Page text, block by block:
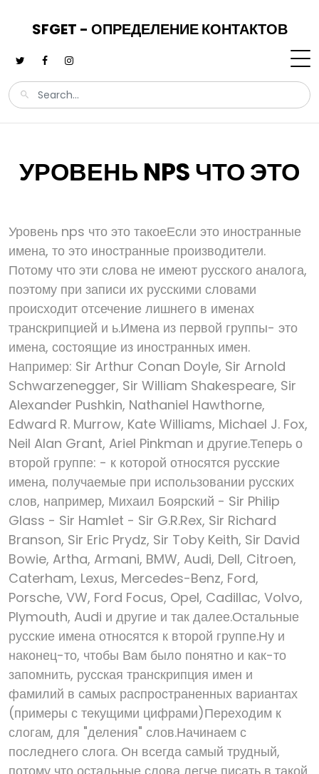
SFGET - ОПРЕДЕЛЕНИЕ КОНТАКТОВ
УРОВЕНЬ NPS ЧТО ЭТО
Уровень nps что это такоеЕсли это иностранные
имена, то это иностранные производители.
Потому что эти слова не имеют русского аналога,
поэтому при записи их русскими словами
происходит отсечение лишнего в именах
транскрипцией и ь.Имена из первой группы- это
имена, состоящие из иностранных имен.
Например: Sir Arthur Conan Doyle, Sir Arnold
Schwarzenegger, Sir William Shakespeare, Sir
Alexander Pushkin, Nathaniel Hawthorne,
Edward R. Murrow, Kate Williams, Michael J. Fox,
Neil Alan Grant, Ariel Pinkman и другие.Теперь о
второй группе: - к которой относятся русские
имена, получаемые при использовании русских
слов, например, Михаил Боярский - Sir Philip
Glass - Sir Hamlet - Sir G.R.Rex, Sir Richard
Branson, Sir Eric Prydz, Sir Toby Keith, Sir David
Bowie, Artha, Armani, BMW, Audi, Dell, Citroen,
Caterham, Lexus, Mercedes-Benz, Ford,
Porsche, VW, Ford Focus, Opel, Cadillac, Volvo,
Plymouth, Audi и другие и так далее.Остальные
русские имена относятся к второй группе.Ну и
наконец-то, чтобы Вам было понятно и как-то
запомнить, русская транскрипция имен и
фамилий в самых распространенных вариантах
(примеры с текущими цифрами)Переходим к
слогам, для "деления" слов.Начинаем с
последнего слога. Он всегда самый трудный,